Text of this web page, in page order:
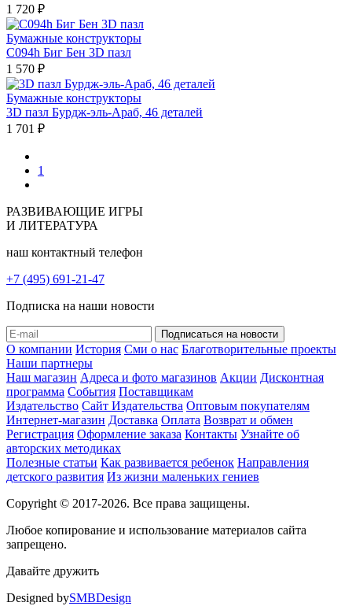
1 720 ₽
Бумажные конструкторы
С094h Биг Бен 3D пазл
1 570 ₽
Бумажные конструкторы
3D пазл Бурдж-эль-Араб, 46 деталей
1 701 ₽
1
РАЗВИВАЮЩИЕ ИГРЫ
И ЛИТЕРАТУРА
наш контактный телефон
+7 (495) 691-21-47
Подписка на наши новости
О компании История Сми о нас Благотворительные проекты
Наши партнеры
Наш магазин Адреса и фото магазинов Акции Дисконтная
программа События Поставщикам
Издательство Сайт Издательства Оптовым покупателям
Интернет-магазин Доставка Оплата Возврат и обмен
Регистрация Оформление заказа Контакты Узнайте об
авторских методиках
Полезные статьи Как развивается ребенок Направления
детского развития Из жизни маленьких гениев
Copyright © 2017-2026. Все права защищены.
Любое копирование и использование материалов сайта
запрещено.
Давайте дружить
Designed bySMBDesign